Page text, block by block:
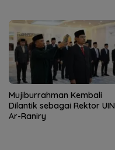
Mujiburrahman Kembali
Dilantik sebagai Rektor UIN
Ar-Raniry